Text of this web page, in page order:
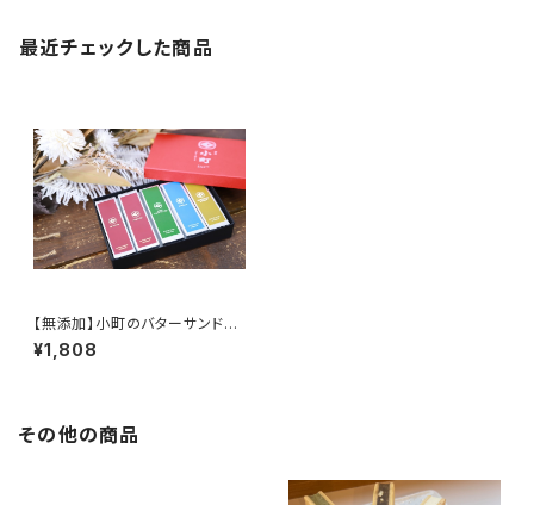
最近チェックした商品
【無添加】小町のバターサンド5
個入り『和２』
¥1,808
その他の商品